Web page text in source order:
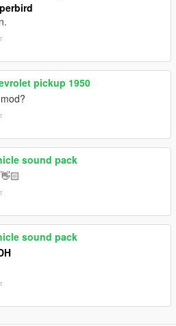
pickup 1950
sound pack
👋🏻
sound pack